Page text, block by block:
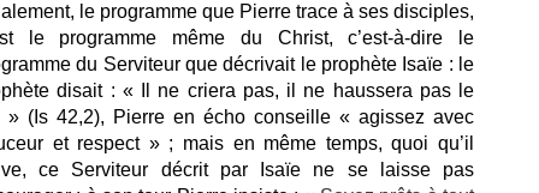
le programme que Pierre trace à ses disciples,
le programme même du Christ, c’est-à-dire le
du Serviteur que décrivait le prophète Isaïe : le
disait : « Il ne criera pas, il ne haussera pas le
» (Is 42,2), Pierre en écho conseille « agissez avec
et respect » ; mais en même temps, quoi qu’il
ce Serviteur décrit par Isaïe ne se laisse pas